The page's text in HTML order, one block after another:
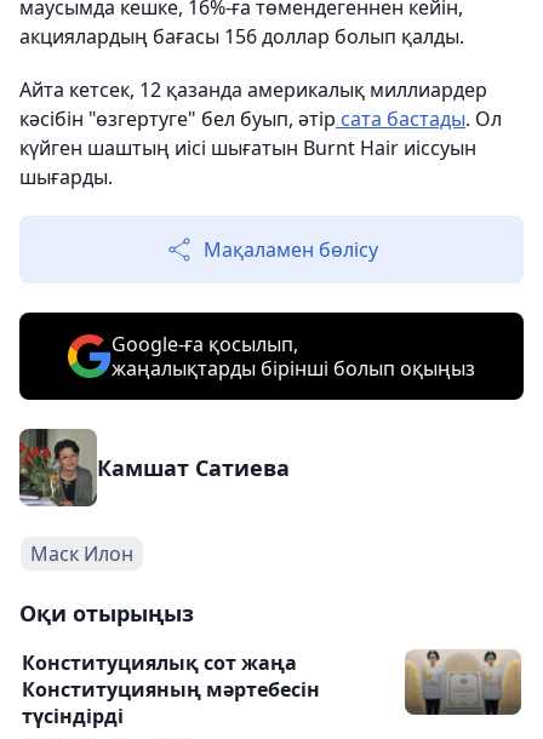
маусымда кешке, 16%-ға төмендегеннен кейін,
акциялардың бағасы 156 доллар болып қалды.
Айта кетсек, 12 қазанда америкалық миллиардер
кәсібін "өзгертуге" бел буып, әтір сата бастады. Ол
күйген шаштың иісі шығатын Burnt Hair иіссуын
шығарды.
Мақаламен бөлісу
Google-ға қосылып,
жаңалықтарды бірінші болып оқыңыз
Камшат Сатиева
Маск Илон
Оқи отырыңыз
Конституциялық сот жаңа
Конституцияның мәртебесін
түсіндірді